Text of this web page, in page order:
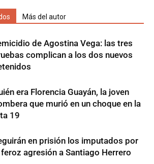
Más del autor
de Agostina Vega: las tres
complican a los dos nuevos
era Florencia Guayán, la joven
que murió en un choque en la
19
en prisión los imputados por
feroz agresión a Santiago Herrero